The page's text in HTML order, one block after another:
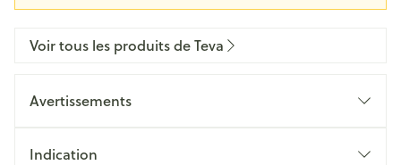
Voir tous les produits de Teva
Avertissements
Indication